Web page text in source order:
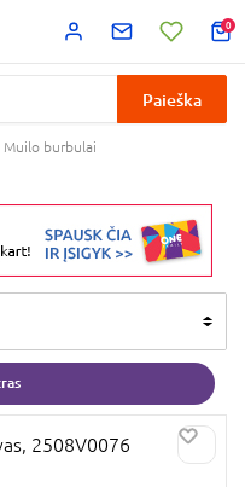
0
Paieška
Muilo burbulai
2508V0076